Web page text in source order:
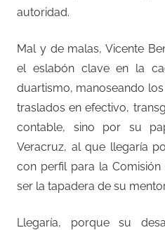
autoridad.
Mal y de malas, Vicente
el eslabón clave en la
duartismo, manoseando
traslados en efectivo,
contable, sino por su
Veracruz, al que llegaría
con perfil para la
ser la tapadera de su
Llegaría, porque su